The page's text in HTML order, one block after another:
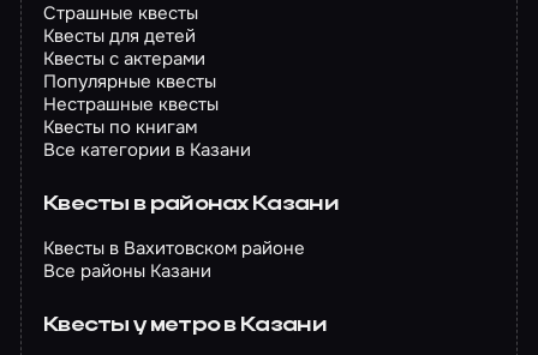
Страшные квесты
Квесты для детей
Квесты с актерами
Популярные квесты
Нестрашные квесты
Квесты по книгам
Все категории в Казани
Квесты в районах Казани
Квесты в Вахитовском районе
Все районы Казани
Квесты у метро в Казани